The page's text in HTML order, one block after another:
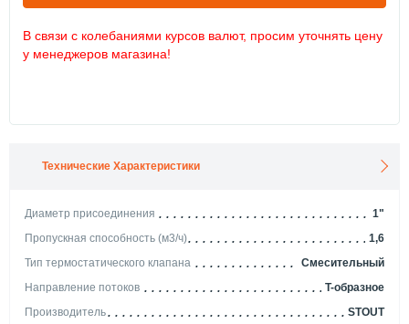
В связи с колебаниями курсов валют, просим уточнять цену
у менеджеров магазина!
Технические Характеристики
Диаметр присоединения
1"
Пропускная способность (м3/ч)
1,6
Тип термостатического клапана
Смесительный
Направление потоков
T-образное
Производитель
STOUT